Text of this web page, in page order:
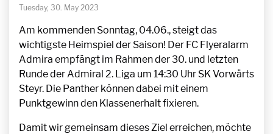
Tuesday, 30. May 2023
Am kommenden Sonntag, 04.06., steigt das
wichtigste Heimspiel der Saison! Der FC Flyeralarm
Admira empfängt im Rahmen der 30. und letzten
Runde der Admiral 2. Liga um 14:30 Uhr SK Vorwärts
Steyr. Die Panther können dabei mit einem
Punktgewinn den Klassenerhalt fixieren.
Damit wir gemeinsam dieses Ziel erreichen, möchte